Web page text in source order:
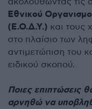
Εθνικού
(Ε.Ο.Δ.Υ.) και τους
στο πλαίσιο των
αντιμετώπιση του
ειδικού σκοπού.
Ποιες επιπτώσεις
αρνηθώ να